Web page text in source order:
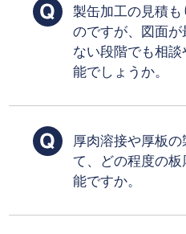
製缶加工の見積
のですが、図面
ない段階でも相
能でしょうか。
厚肉溶接や厚板
て、どの程度の
能ですか。